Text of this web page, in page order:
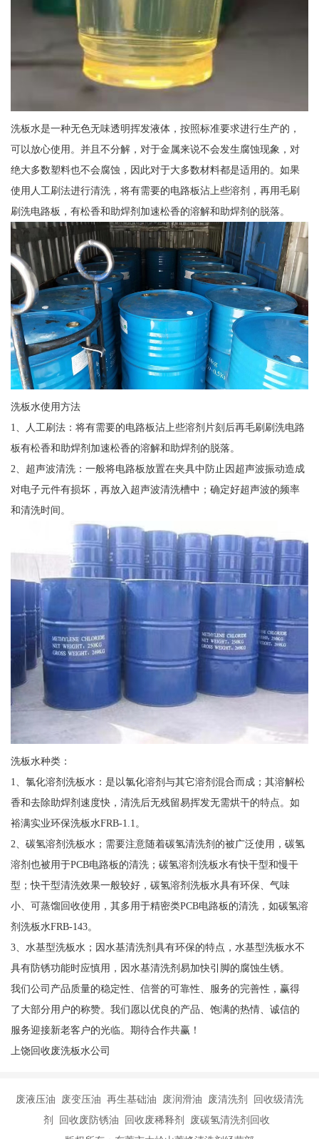
洗板水是一种无色无味透明挥发液体，按照标准要求进行生产的，
可以放心使用。并且不分解，对于金属来说不会发生腐蚀现象，对
绝大多数塑料也不会腐蚀，因此对于大多数材料都是适用的。如果
使用人工刷法进行清洗，将有需要的电路板沾上些溶剂，再用毛刷
刷洗电路板，有松香和助焊剂加速松香的溶解和助焊剂的脱落。
洗板水使用方法
1、人工刷法：将有需要的电路板沾上些溶剂片刻后再毛刷刷洗电路
板有松香和助焊剂加速松香的溶解和助焊剂的脱落。
2、超声波清洗：一般将电路板放置在夹具中防止因超声波振动造成
对电子元件有损坏，再放入超声波清洗槽中；确定好超声波的频率
和清洗时间。
洗板水种类：
1、氯化溶剂洗板水：是以氯化溶剂与其它溶剂混合而成；其溶解松
香和去除助焊剂速度快，清洗后无残留易挥发无需烘干的特点。如
裕满实业环保洗板水FRB-1.1。
2、碳氢溶剂洗板水；需要注意随着碳氢清洗剂的被广泛使用，碳氢
溶剂也被用于PCB电路板的清洗；碳氢溶剂洗板水有快干型和慢干
型；快干型清洗效果一般较好，碳氢溶剂洗板水具有环保、气味
小、可蒸馏回收使用，其多用于精密类PCB电路板的清洗，如碳氢溶
剂洗板水FRB-143。
3、水基型洗板水；因水基清洗剂具有环保的特点，水基型洗板水不
具有防锈功能时应慎用，因水基清洗剂易加快引脚的腐蚀生锈。
我们公司产品质量的稳定性、信誉的可靠性、服务的完善性，赢得
了大部分用户的称赞。我们愿以优良的产品、饱满的热情、诚信的
服务迎接新老客户的光临。期待合作共赢！
上饶回收废洗板水公司
废液压油 废变压油 再生基础油 废润滑油 废清洗剂 回收级清洗
剂 回收废防锈油 回收废稀释剂 废碳氢清洗剂回收